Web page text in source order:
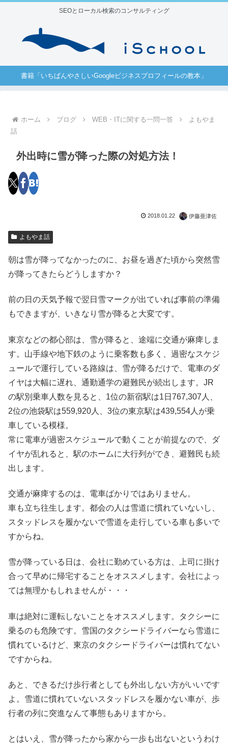
SEOとローカル検索のコンサルティング
書籍「いちばんやさしいGoogleビジネスプロフィールの教本」
ホーム ブログ WEB・ITに関する一問一答
よもやま
話
外出時に雪が降った際の対処方法！
2018.01.22 伊藤亜津佐
よもやま話
朝は雪が降ってなかったのに、お昼を過ぎた頃から突然雪
が降ってきたらどうしますか？
前の日の天気予報で翌日雪マークが出ていれば事前の準備
もできますが、いきなり雪が降ると大変です。
東京などの都心部は、雪が降ると、途端に交通が麻痺しま
す。山手線や地下鉄のように乗客数も多く、過密なスケジ
ュールで運行している路線は、雪が降るだけで、電車のダ
イヤは大幅に遅れ、通勤通学の避難民が続出します。JR
の駅別乗車人数を見ると、1位の新宿駅は1日767,307人、
2位の池袋駅は559,920人、3位の東京駅は439,554人が乗
車している模様。
常に電車が過密スケジュールで動くことが前提なので、ダ
イヤが乱れると、駅のホームに大行列ができ、避難民も続
出します。
交通が麻痺するのは、電車ばかりではありません。
車も立ち往生します。都会の人は雪道に慣れていないし、
スタッドレスを履かないで雪道を走行している車も多いで
すからね。
雪が降っている日は、会社に勤めている方は、上司に掛け
合って早めに帰宅することをオススメします。会社によっ
ては無理かもしれませんが・・・
車は絶対に運転しないことをオススメします。タクシーに
乗るのも危険です。雪国のタクシードライバーなら雪道に
慣れているけど、東京のタクシードライバーは慣れてない
ですからね。
あと、できるだけ歩行者としても外出しない方がいいです
よ。雪道に慣れていないスタッドレスを履かない車が、歩
行者の列に突進なんて事態もありますから。
とはいえ、雪が降ったから家から一歩も出ないというわけ